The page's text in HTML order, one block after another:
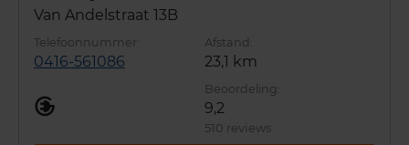
Van Andelstraat 13B
0416-561086 23,1 km
9,2
510 reviews